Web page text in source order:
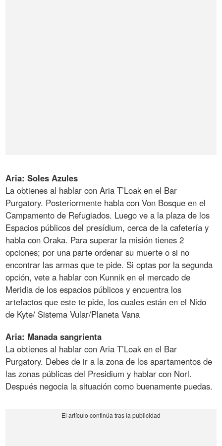
Aria: Soles Azules
La obtienes al hablar con Aria T’Loak en el Bar
Purgatory. Posteriormente habla con Von Bosque en el
Campamento de Refugiados. Luego ve a la plaza de los
Espacios públicos del presídium, cerca de la cafetería y
habla con Oraka. Para superar la misión tienes 2
opciones; por una parte ordenar su muerte o si no
encontrar las armas que te pide. Si optas por la segunda
opción, vete a hablar con Kunnik en el mercado de
Meridia de los espacios públicos y encuentra los
artefactos que este te pide, los cuales están en el Nido
de Kyte/ Sistema Vular/Planeta Vana
Aria: Manada sangrienta
La obtienes al hablar con Aria T’Loak en el Bar
Purgatory. Debes de ir a la zona de los apartamentos de
las zonas públicas del Presidium y hablar con Norl.
Después negocia la situación como buenamente puedas.